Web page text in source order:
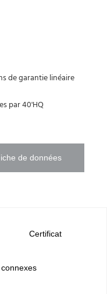
de garantie linéaire
par 40'HQ
de données
Certificat